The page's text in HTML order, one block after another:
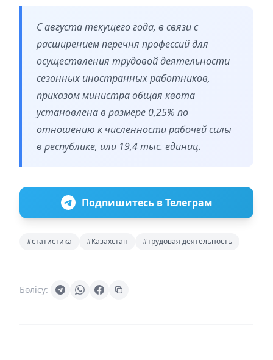
С августа текущего года, в связи с
расширением перечня профессий для
осуществления трудовой деятельности
сезонных иностранных работников,
приказом министра общая квота
установлена в размере 0,25% по
отношению к численности рабочей силы
в республике, или 19,4 тыс. единиц.
Подпишитесь в Телеграм
#статистика #Казахстан #трудовая деятельность
Бөлісу: